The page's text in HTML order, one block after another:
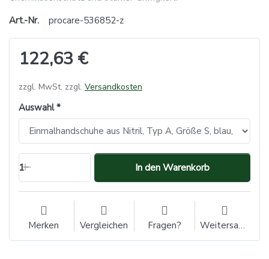
Art.-Nr.
procare-536852-z
122,63 €
zzgl. MwSt. zzgl. Versandkosten
Auswahl
1 In den Warenkorb
Merken Vergleichen Fragen? Weitersagen